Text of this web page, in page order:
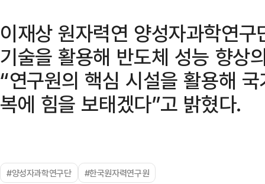
이재상 원자력연 양성자과학연
기술을 활용해 반도체 성능 향상
“연구원의 핵심 시설을 활용해
복에 힘을 보태겠다”고 밝혔다.
#양성자과학연구단 #한국원자력연구원